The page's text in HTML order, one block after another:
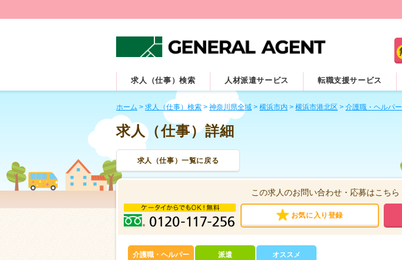
求人（仕事）検索 人材派遣サービス 転職支援サービス
ホーム > 求人（仕事）検索 > 神奈川県全域 > 横浜市内 > 横浜市港北区 > 介護職・ヘルパー
求人（仕事）詳細
求人（仕事）一覧に戻る
この求人のお問い合わせ・応募はこちら
お気に入り登録
介護職・ヘルパー 派遣 オススメ